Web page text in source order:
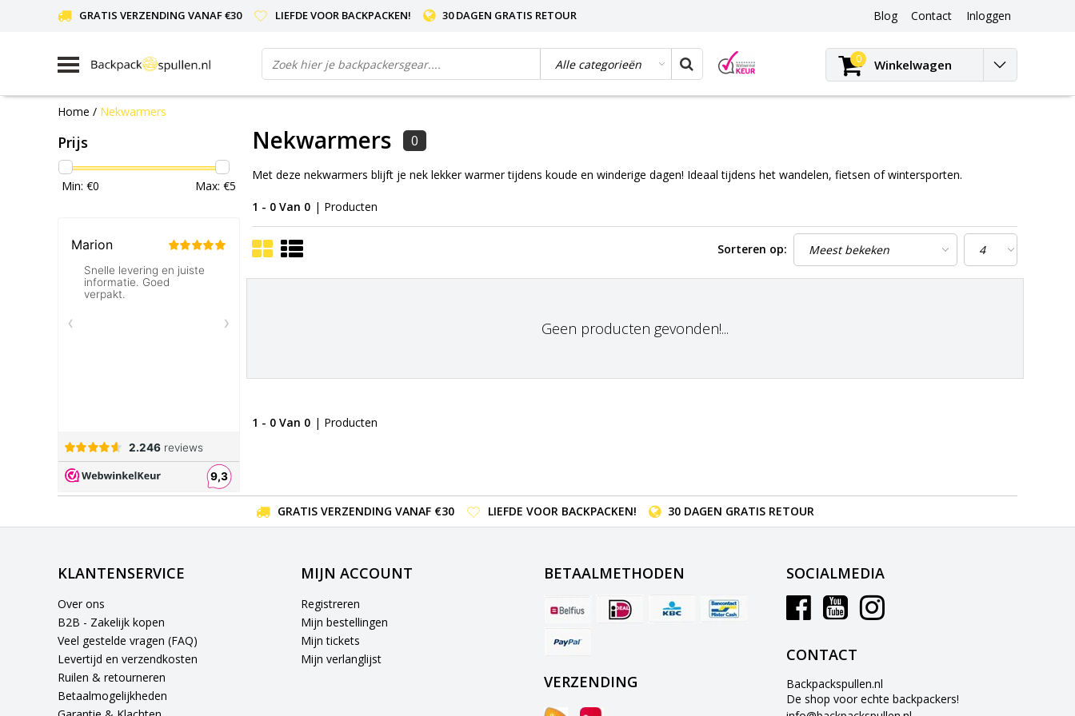
GRATIS VERZENDING VANAF €30 LIEFDE VOOR BACKPACKEN! 30 DAGEN GRATIS RETOUR Blog
Blog
Contact Inloggen
0 Winkelwagen
Home / Nekwarmers
Prijs
Min: €0 Max: €5
Nekwarmers 0
Met deze nekwarmers blijft je nek lekker warmer tijdens koude en winderige dagen! Ideaal tijdens het wandelen, fietsen of wintersporten.
1 - 0 Van 0 | Producten
Sorteren op:
Geen producten gevonden!...
1 - 0 Van 0 | Producten
GRATIS VERZENDING VANAF €30 LIEFDE VOOR BACKPACKEN! 30 DAGEN GRATIS RETOUR
KLANTENSERVICE
Over ons
B2B - Zakelijk kopen
Veel gestelde vragen (FAQ)
Levertijd en verzendkosten
Ruilen & retourneren
Betaalmogelijkheden
MIJN ACCOUNT
Registreren
Mijn bestellingen
Mijn tickets
Mijn verlanglijst
BETAALMETHODEN
VERZENDING
SOCIALMEDIA
CONTACT
Backpackspullen.nl
De shop voor echte backpackers!